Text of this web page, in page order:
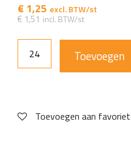
€ 1,25
€ 1,51
Toevoegen
Toevoegen aan